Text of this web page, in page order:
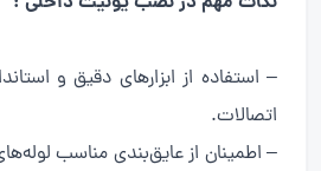
– استفاده از ابزارهای دقیق و
اتصالات.
– اطمینان از عایق‌بندی مناسب